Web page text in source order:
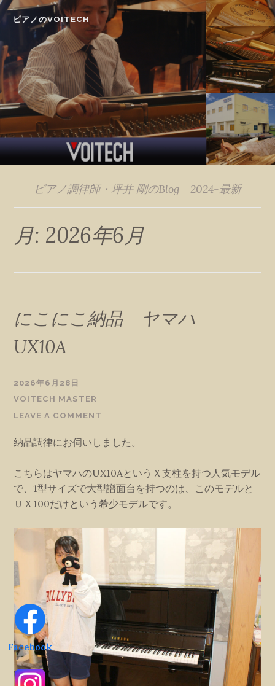
Facebook
Skip
to
content
ピアノのVOITECH
ピアノ調律師・坪井 剛のBlog 2024-最新
月: 2026年6月
にこにこ納品 ヤマハ
UX10A
2026年6月28日
VOITECH MASTER
LEAVE A COMMENT
納品調律にお伺いしました。
こちらはヤマハのUX10AというＸ支柱を持つ人気モデル
で、1型サイズで大型譜面台を持つのは、このモデルと
ＵＸ100だけという希少モデルです。